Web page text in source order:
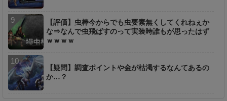
【評価】虫棒今からでも虫要素無くしてくれねぇか
な⇒なんで虫飛ばすのって実装時誰もが思ったはず
ｗｗｗｗ
【疑問】調査ポイントや金が枯渇するなんてあるの
か…？